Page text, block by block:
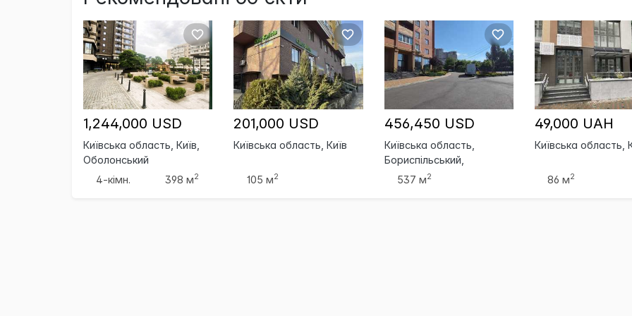
1,244,000 USD
Київська область, Київ,
Оболонський
4-кімн.
398 м2
201,000 USD
Київська область, Київ
105 м2
456,450 USD
Київська область,
Бориспільський,
Бориспіль
537 м2
49,000 UAH
Київська область,
86 м2